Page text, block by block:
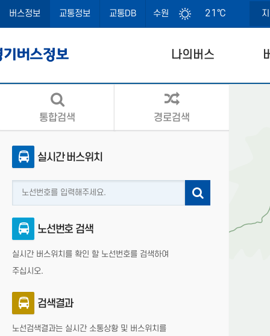
버스정보 교통정보 교통DB 수원 21℃
나의버스
공유서비스
통합검색 경로검색
실시간 버스위치
노선번호 검색
실시간 버스위치를 확인 할 노선번호를 검색하여
주십시오.
검색결과
노선검색결과는 실시간 소통상황 및 버스위치를